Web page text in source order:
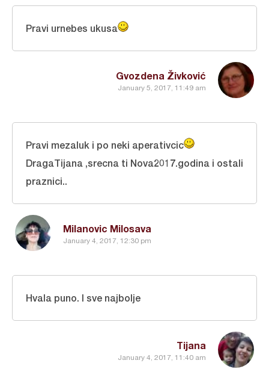
Gvozdena Živković
January 5, 2017, 11:49 am
Pravi urnebes ukusa
Milanovic Milosava
January 4, 2017, 12:30 pm
Pravi mezaluk i po neki aperativcic
DragaTijana ,srecna ti Nova2017.godina i ostali
praznici..
Tijana
January 4, 2017, 11:40 am
Hvala puno. I sve najbolje